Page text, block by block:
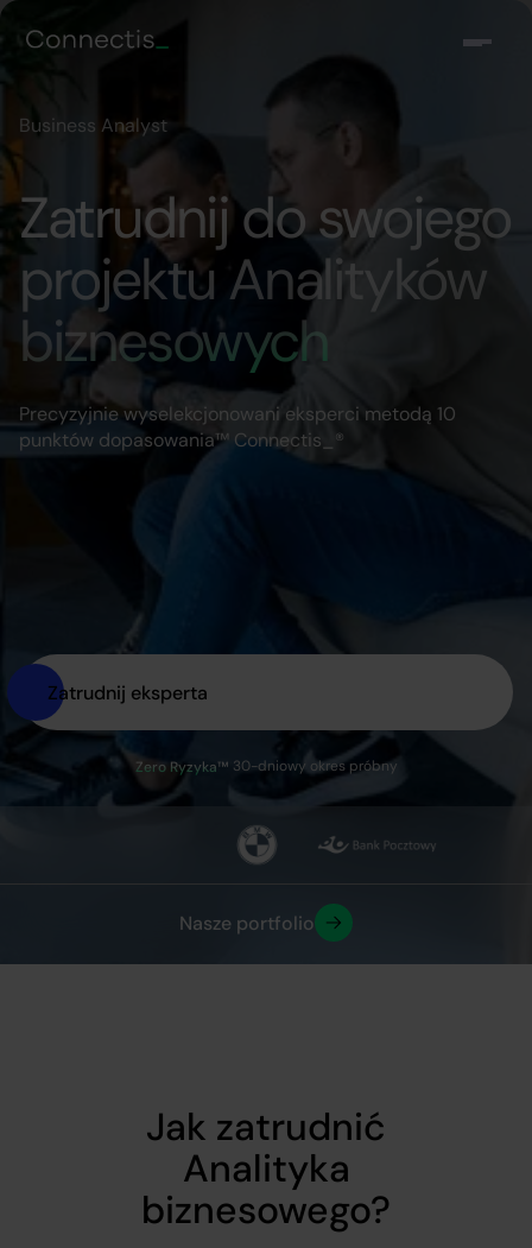
Business Analyst
Zatrudnij do swojego
projektu Analityków
biznesowych
Precyzyjnie wyselekcjonowani eksperci metodą 10
punktów dopasowania™ Connectis_®
Zatrudnij eksperta
Zero Ryzyka™ 30-dniowy okres próbny
Nasze portfolio
Jak zatrudnić
Analityka
biznesowego?